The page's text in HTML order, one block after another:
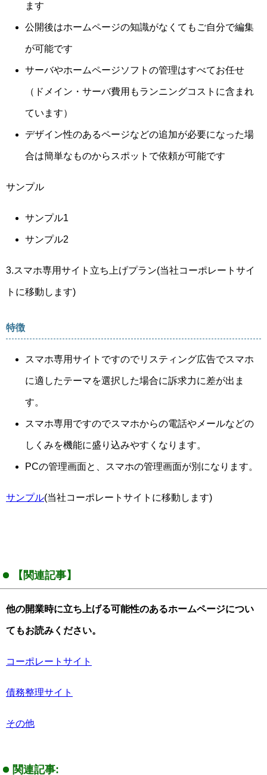
ます
公開後はホームページの知識がなくてもご自分で編集
が可能です
サーバやホームページソフトの管理はすべてお任せ
（ドメイン・サーバ費用もランニングコストに含まれ
ています）
デザイン性のあるページなどの追加が必要になった場
合は簡単なものからスポットで依頼が可能です
サンプル
サンプル1
サンプル2
3.スマホ専用サイト立ち上げプラン(当社コーポレートサイ
トに移動します)
特徴
スマホ専用サイトですのでリスティング広告でスマホ
に適したテーマを選択した場合に訴求力に差が出ま
す。
スマホ専用ですのでスマホからの電話やメールなどの
しくみを機能に盛り込みやすくなります。
PCの管理画面と、スマホの管理画面が別になります。
サンプル(当社コーポレートサイトに移動します)
【関連記事】
他の開業時に立ち上げる可能性のあるホームページについ
てもお読みください。
コーポレートサイト
債務整理サイト
その他
関連記事: